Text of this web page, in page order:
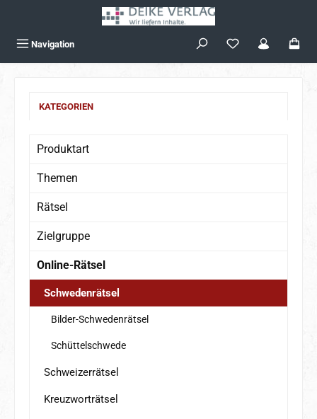
Navigation
KATEGORIEN
Produktart
Themen
Rätsel
Zielgruppe
Online-Rätsel
Schwedenrätsel
Bilder-Schwedenrätsel
Schüttelschwede
Schweizerrätsel
Kreuzworträtsel